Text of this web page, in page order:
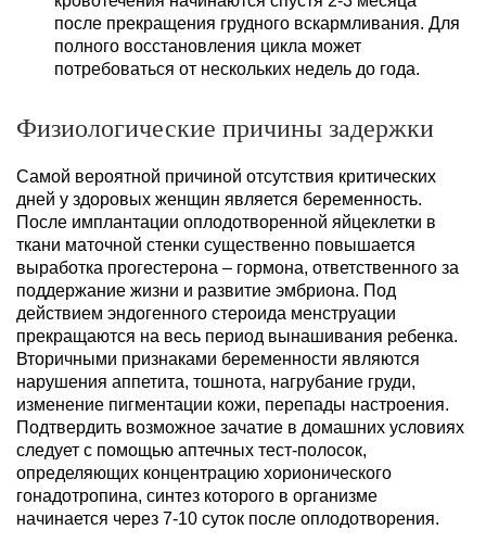
после прекращения грудного вскармливания. Для
полного восстановления цикла может
потребоваться от нескольких недель до года.
Физиологические причины задержки
Самой вероятной причиной отсутствия критических
дней у здоровых женщин является беременность.
После имплантации оплодотворенной яйцеклетки в
ткани маточной стенки существенно повышается
выработка прогестерона – гормона, ответственного за
поддержание жизни и развитие эмбриона. Под
действием эндогенного стероида менструации
прекращаются на весь период вынашивания ребенка.
Вторичными признаками беременности являются
нарушения аппетита, тошнота, нагрубание груди,
изменение пигментации кожи, перепады настроения.
Подтвердить возможное зачатие в домашних условиях
следует с помощью аптечных тест-полосок,
определяющих концентрацию хорионического
гонадотропина, синтез которого в организме
начинается через 7-10 суток после оплодотворения.